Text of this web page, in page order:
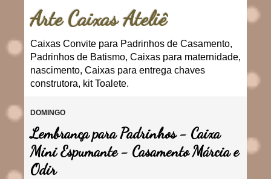
Arte Caixas Ateliê
Caixas Convite para Padrinhos de Casamento,
Padrinhos de Batismo, Caixas para maternidade,
nascimento, Caixas para entrega chaves
construtora, kit Toalete.
DOMINGO
Lembrança para Padrinhos - Caixa
Mini Espumante - Casamento Márcia e
Odir